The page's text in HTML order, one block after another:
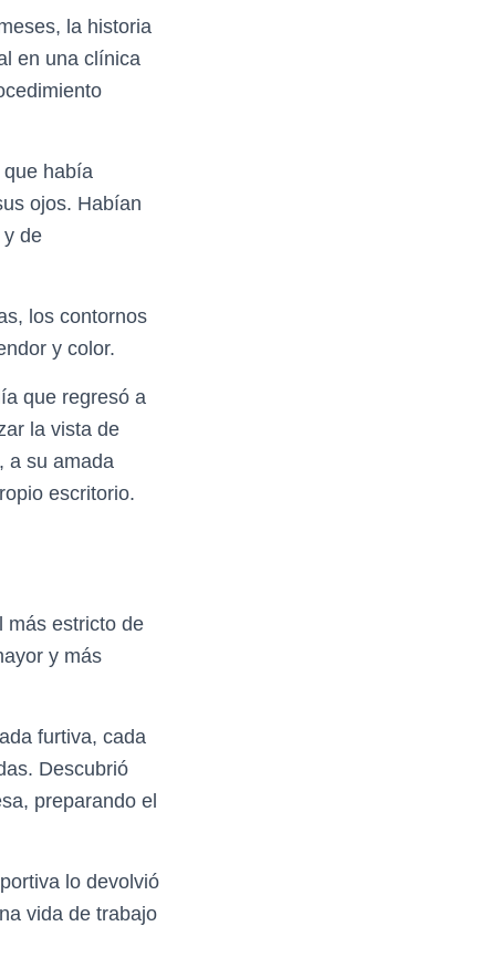
la historia
en una clínica
había
ojos. Habían
y de
los contornos
y color.
que regresó a
la vista de
a su amada
escritorio.
más estricto de
y más
furtiva, cada
Descubrió
preparando el
lo devolvió
vida de trabajo